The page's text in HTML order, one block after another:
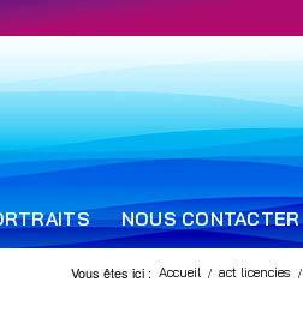
NOUS CONTACTER
Vous êtes ici : Accueil / act licencies /